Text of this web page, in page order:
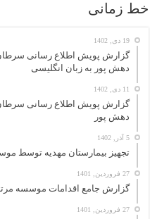
خط زمانی
19 دی, 1402
گزارش پویش اطلاع رسانی
دهش پور به زبان انگلیسی
11 دی, 1402
گزارش پویش اطلاع رسانی
دهش پور
5 آذر, 1402
تجهیز بیمارستان مهدیه توسط
27 فروردین, 1401
گزارش جامع اقدامات موسسه
27 فروردین, 1401